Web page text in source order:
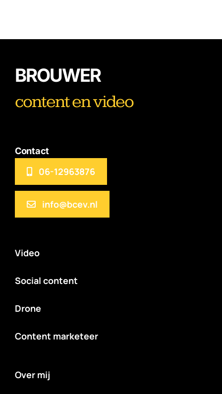
BROUWER
content en video
Contact
06-12963876
info@bcev.nl
Video
Social content
Drone
Content marketeer
Over mij